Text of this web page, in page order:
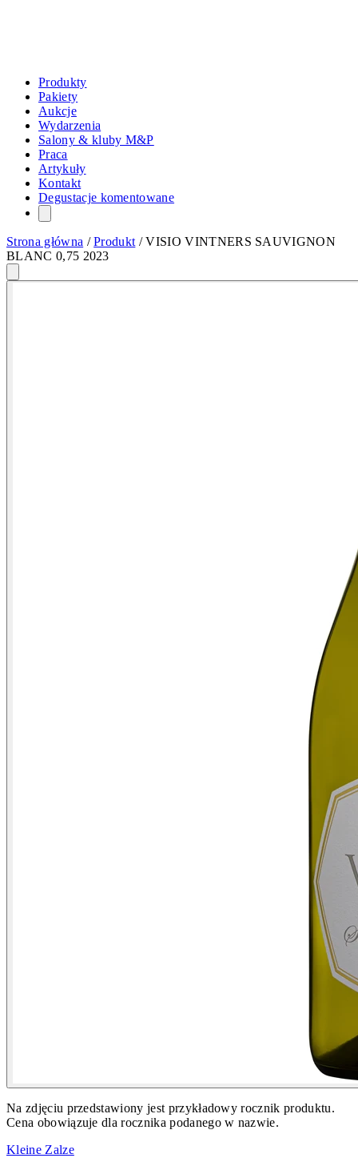
Produkty
Pakiety
Aukcje
Wydarzenia
Salony & kluby M&P
Praca
Artykuły
Kontakt
Degustacje komentowane
Strona główna /Produkt /VISIO VINTNERS SAUVIGNON
BLANC 0,75 2023
Na zdjęciu przedstawiony jest przykładowy rocznik produktu.
Cena obowiązuje dla rocznika podanego w nazwie.
Kleine Zalze